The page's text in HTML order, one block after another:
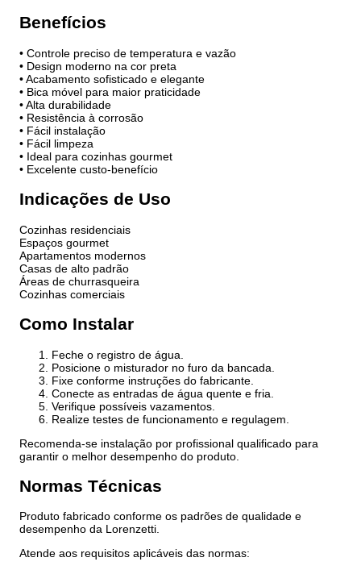
Benefícios
• Controle preciso de temperatura e vazão
• Design moderno na cor preta
• Acabamento sofisticado e elegante
• Bica móvel para maior praticidade
• Alta durabilidade
• Resistência à corrosão
• Fácil instalação
• Fácil limpeza
• Ideal para cozinhas gourmet
• Excelente custo-benefício
Indicações de Uso
Cozinhas residenciais
Espaços gourmet
Apartamentos modernos
Casas de alto padrão
Áreas de churrasqueira
Cozinhas comerciais
Como Instalar
Feche o registro de água.
Posicione o misturador no furo da bancada.
Fixe conforme instruções do fabricante.
Conecte as entradas de água quente e fria.
Verifique possíveis vazamentos.
Realize testes de funcionamento e regulagem.
Recomenda-se instalação por profissional qualificado para
garantir o melhor desempenho do produto.
Normas Técnicas
Produto fabricado conforme os padrões de qualidade e
desempenho da Lorenzetti.
Atende aos requisitos aplicáveis das normas: